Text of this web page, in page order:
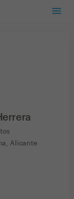
Alicante